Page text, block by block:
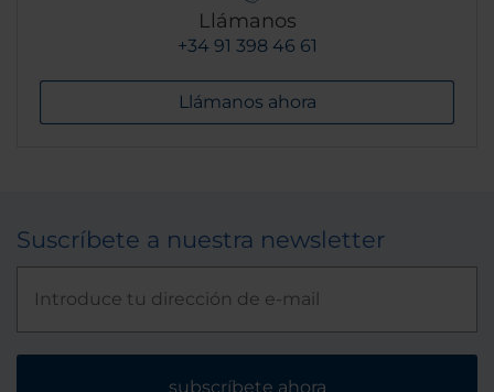
Llámanos
+34 91 398 46 61
Llámanos ahora
Suscríbete a nuestra newsletter
subscríbete ahora